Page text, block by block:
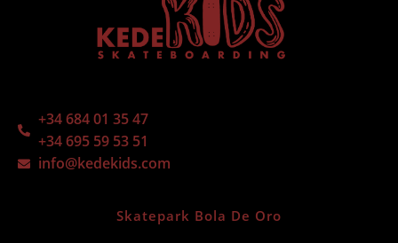
+34 684 01 35 47
+34 695 59 53 51
info@kedekids.com
Skatepark Bola De Oro